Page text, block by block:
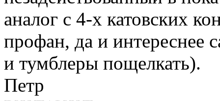
аналог с 4-х катовских
профан, да и интереснее
и тумблеры пощелкать).
Петр